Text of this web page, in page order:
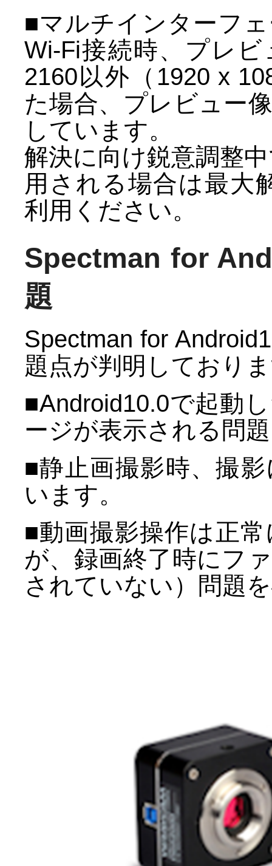
■マルチインターフ
Wi-Fi接続時、プレ
2160以外（1920 x
た場合、プレビュー
しています。
解決に向け鋭意調整
用される場合は最大
利用ください。
Spectman for
題
Spectman for
題点が判明しており
■Android10.0で起動
ージが表示される問
■静止画撮影時、撮
います。
■動画撮影操作は正
が、録画終了時にフ
されていない）問題